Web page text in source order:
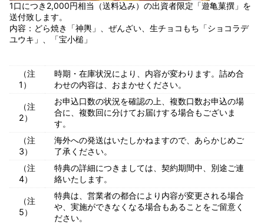
1口につき2,000円相当（送料込み）の出資者限定「遊亀菓撰」を
送付致します。
内容：どら焼き「神輿」、ぜんざい、生チョコもち「ショコラデ
ユウキ」、「宝小槌」
（注
1）
時期・在庫状況により、内容が変わります。詰め合
わせの内容は、おまかせください。
（注
2）
お申込口数の状況を確認の上、複数口数お申込の場
合に、複数回に分けてお届けする場合もございま
す。
（注
3）
海外への発送はいたしかねますので、あらかじめご
了承ください。
（注
4）
特典の詳細につきましては、契約期間中、別途ご連
絡いたします。
（注
5）
特典は、営業者の都合により内容が変更される場合
や、実施ができなくなる場合もあることをご留意く
ださい。